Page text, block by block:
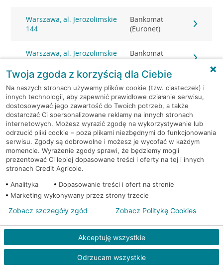
Warszawa, al. Jerozolimskie
144
Bankomat
(Euronet)
Warszawa, al. Jerozolimskie
148
Bankomat
(Euronet)
Warszawa, al. Jerozolimskie
148
Bankomat
(Euronet)
Warszawa, Al.Jerozolimskie
148
Bankomat (Planet
Cash)
Warszawa, al. Jerozolimskie
179
Bankomat
(Euronet)
Warszawa, al. Jerozolimskie
179
Bankomat (Planet
Cash)
179
Cash)
Warszawa, al. Jerozolimskie
179
Bankomat
(Euronet)
Twoja zgoda z korzyścią dla Ciebie
Na naszych stronach używamy plików cookie (tzw. ciasteczek) i
innych technologii, aby zapewnić prawidłowe działanie serwisu,
dostosowywać jego zawartość do Twoich potrzeb, a także
dostarczać Ci spersonalizowane reklamy na innych stronach
internetowych. Możesz wyrazić zgodę na wykorzystywanie lub
odrzucić pliki cookie – poza plikami niezbędnymi do funkcjonowania
serwisu. Zgody są dobrowolne i możesz je wycofać w każdym
momencie. Wyrażenie zgody sprawi, że będziemy mogli
prezentować Ci lepiej dopasowane treści i oferty na tej i innych
stronach Credit Agricole.
Analityka
Dopasowanie treści i ofert na stronie
Marketing wykonywany przez strony trzecie
Akceptuję wszystkie
Odrzucam wszystkie
Zobacz szczegóły zgód Zobacz Politykę Cookies